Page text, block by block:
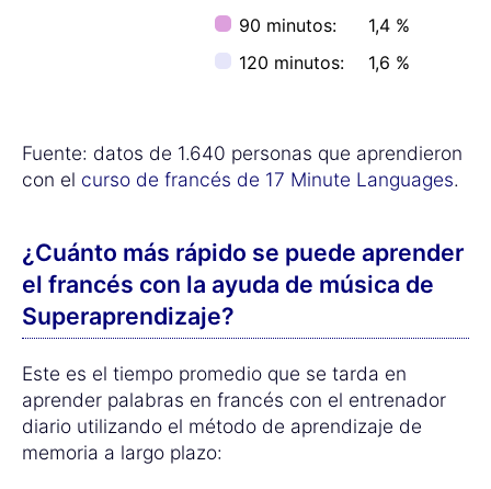
90 minutos:
1,4 %
120 minutos:
1,6 %
Fuente: datos de 1.640 personas que aprendieron
con el curso de francés de 17 Minute Languages.
¿Cuánto más rápido se puede aprender
el francés con la ayuda de música de
Superaprendizaje?
Este es el tiempo promedio que se tarda en
aprender palabras en francés con el entrenador
diario utilizando el método de aprendizaje de
memoria a largo plazo: